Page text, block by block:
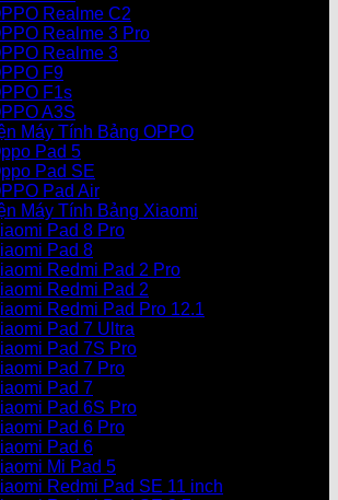
Realme C2
Realme 3 Pro
Realme 3
F9
F1s
A3S
Máy Tính Bảng OPPO
Pad 5
Pad SE
Pad Air
Máy Tính Bảng Xiaomi
Pad 8 Pro
Pad 8
Redmi Pad 2 Pro
Redmi Pad 2
Redmi Pad Pro 12.1
Pad 7 Ultra
Pad 7S Pro
Pad 7 Pro
Pad 7
Pad 6S Pro
Pad 6 Pro
Pad 6
Mi Pad 5
Redmi Pad SE 11 inch